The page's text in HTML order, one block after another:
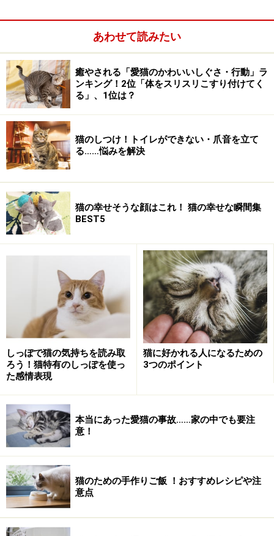
い。
※ペットは、種類や体格（体重、サイズ、成長）などにより個体
差があります。記事内容は全ての個体へ一様に当てはまるわけで
はありません。
1
あわせて読みたい
癒やされる「愛猫のかわいいしぐさ・行動」ラ
ンキング！2位「体をスリスリこすり付けてく
る」、1位は？
猫のしつけ！トイレができない・爪音を立て
る……悩みを解決
猫の幸せそうな顔はこれ！ 猫の幸せな瞬間集
BEST5
しっぽで猫の気持ちを読み取
ろう！猫特有のしっぽを使っ
た感情表現
猫に好かれる人になるための
3つのポイント
本当にあった愛猫の事故……家の中でも要注
意！
猫のための手作りご飯 ！おすすめレシピや注
意点